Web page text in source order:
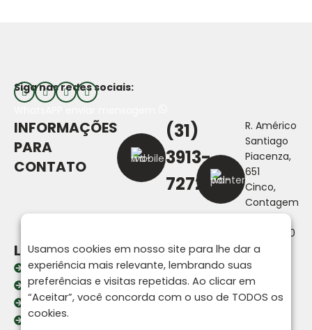
Siga nas redes sociais:
INFORMAÇÕES
PARA
CONTATO
(31)
3913-
7272
R. Américo
Santiago
Piacenza,
651
Cinco,
Contagem
- MG,
32010-030
LINKS
Home
A Fortline
Produtos
Contato
Usamos cookies em nosso site para lhe dar a
experiência mais relevante, lembrando suas
preferências e visitas repetidas. Ao clicar em
“Aceitar”, você concorda com o uso de TODOS os
cookies.